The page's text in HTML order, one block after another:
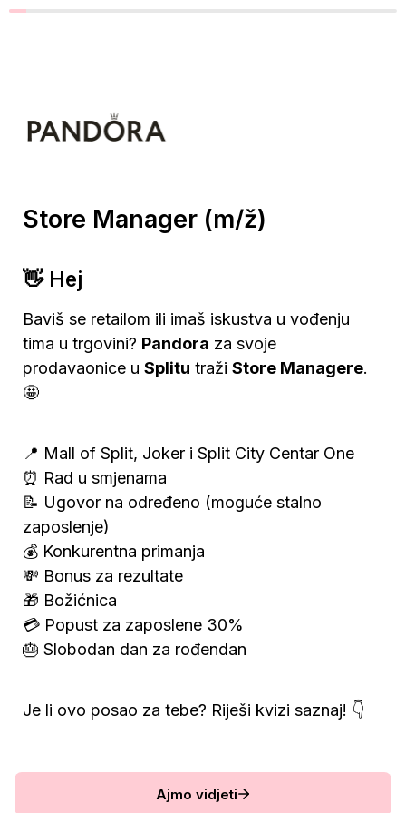
Store Manager (m/ž)
👋 Hej
Baviš se retailom ili imaš iskustva u vođenju
tima u trgovini? Pandora za svoje
prodavaonice u Splitu traži Store Managere.
🤩
📍 Mall of Split, Joker i Split City Centar One
⏰ Rad u smjenama
📝 Ugovor na određeno (moguće stalno
zaposlenje)
💰 Konkurentna primanja
💸 Bonus za rezultate
🎁 Božićnica
💳 Popust za zaposlene 30%
🎂 Slobodan dan za rođendan
Je li ovo posao za tebe? Riješi kvizi saznaj! 👇
Ajmo vidjeti